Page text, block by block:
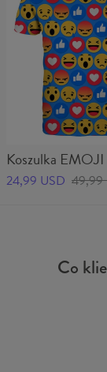
Koszulka EMOJI
24,99 USD 49,99
Co